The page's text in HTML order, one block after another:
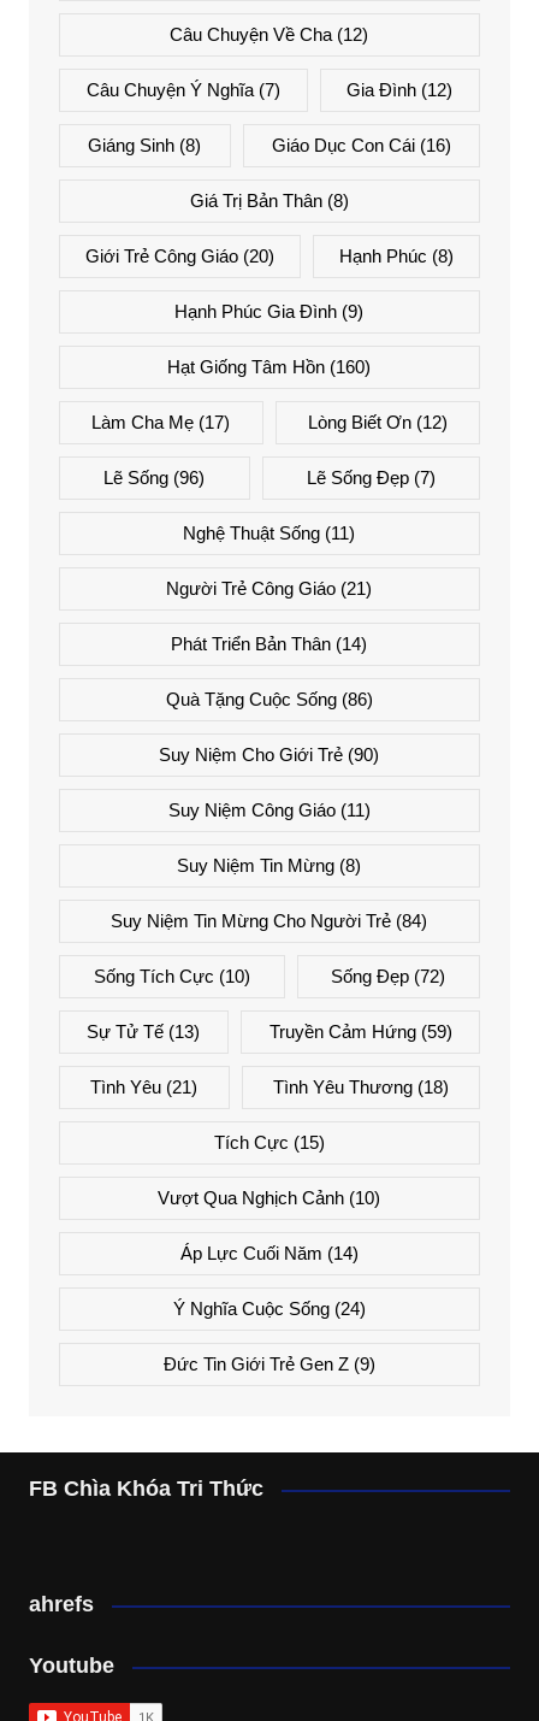
Câu Chuyện Về Cha (12)
Câu Chuyện Ý Nghĩa(7) Gia Đình (12)
Giáng Sinh (8) Giáo Dục Con Cái(16)
Giá Trị Bản Thân(8)
Giới Trẻ Công Giáo(20) Hạnh Phúc (8)
Hạnh Phúc Gia Đình (9)
Hạt Giống Tâm Hồn (160)
Làm Cha Mẹ (17) Lòng Biết Ơn(12)
Lẽ Sống (96) Lẽ Sống Đẹp(7)
Nghệ Thuật Sống (11)
Người Trẻ Công Giáo (21)
Phát Triển Bản Thân (14)
Quà Tặng Cuộc Sống(86)
Suy Niệm Cho Giới Trẻ (90)
Suy Niệm Công Giáo(11)
Suy Niệm Tin Mừng (8)
Suy Niệm Tin Mừng Cho Người Trẻ (84)
Sống Tích Cực (10) Sống Đẹp (72)
Sự Tử Tế (13) Truyền Cảm Hứng(59)
Tình Yêu (21) Tình Yêu Thương(18)
Tích Cực (15)
Vượt Qua Nghịch Cảnh (10)
Áp Lực Cuối Năm (14)
Ý Nghĩa Cuộc Sống(24)
Đức Tin Giới Trẻ Gen Z(9)
FB Chìa Khóa Tri Thức
ahrefs
Youtube